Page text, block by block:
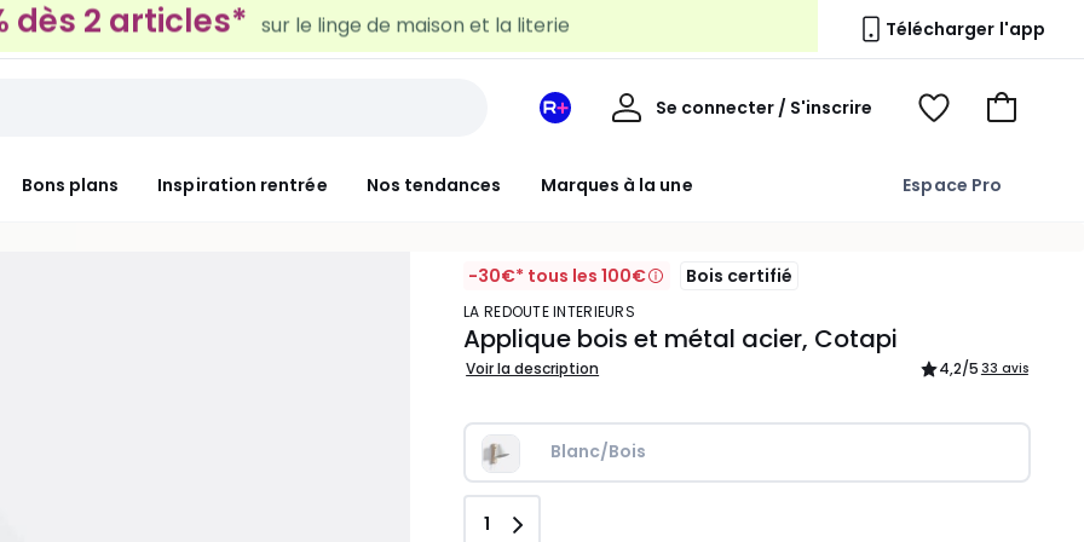
tous les 100€* sur le meuble & la déco
Télécharger l'app
Bons plans Inspiration rentrée Nos tendances Marques à la une Espace Pro
Mon
Redoute
Se connecter / S'inscrire
Mon
Voir
Voir
-30€* tous les 100€ Bois certifié
LA REDOUTE INTERIEURS
Applique bois et métal acier, Cotapi
Voir la description 4,2/5 33 avis
Blanc/Bois
Quantité
1